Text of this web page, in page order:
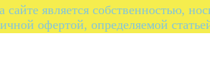
является собственностью,
офертой, определяемой